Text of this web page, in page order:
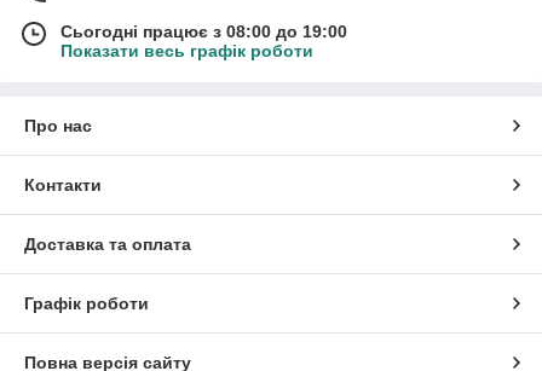
Сьогодні працює з 08:00 до 19:00
Показати весь графік роботи
Про нас
Контакти
Доставка та оплата
Графік роботи
Повна версія сайту